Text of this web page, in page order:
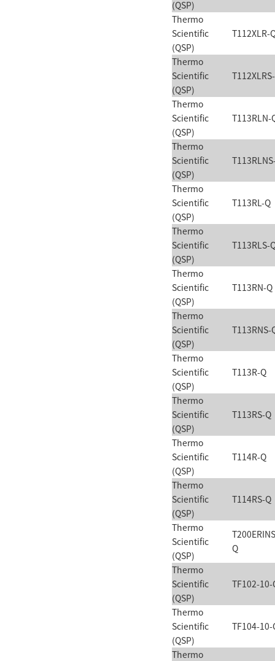
(QSP)
Thermo
Scientific
(QSP)
T112XLR-
Thermo
Scientific
(QSP)
Thermo
Scientific
(QSP)
T113RLN-
Thermo
Scientific
(QSP)
Thermo
Scientific
(QSP)
T113RL-Q
Thermo
Scientific
(QSP)
T113RLS-
Thermo
Scientific
(QSP)
T113RN-Q
Thermo
Scientific
(QSP)
T113RNS-
Thermo
Scientific
(QSP)
T113R-Q
Thermo
Scientific
(QSP)
T113RS-Q
Thermo
Scientific
(QSP)
T114R-Q
Thermo
Scientific
(QSP)
T114RS-Q
Thermo
Scientific
(QSP)
Q
Thermo
Scientific
(QSP)
TF102-10-
Thermo
Scientific
(QSP)
TF104-10-
Thermo